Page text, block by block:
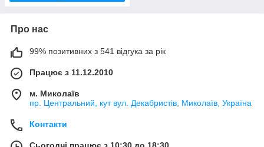
Про нас
99% позитивних з 541 відгука за рік
Працює з 11.12.2010
м. Миколаїв
пр. Центральний, кут вул. Декабристів, Миколаїв, Україна
Контакти